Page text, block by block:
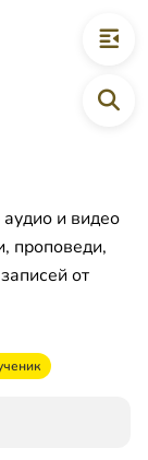
и видео
проповеди,
от